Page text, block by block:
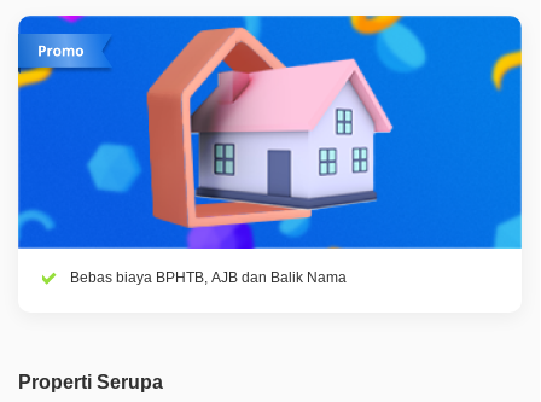
Bebas biaya BPHTB, AJB dan Balik Nama
Properti Serupa